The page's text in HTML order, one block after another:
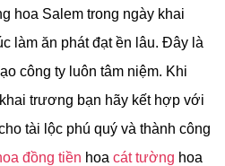
hoa Salem trong ngày khai
làm ăn phát đạt ền lâu. Đây là
công ty luôn tâm niệm. Khi
trương bạn hãy kết hợp với
tài lộc phú quý và thành công
đồng tiền hoa cát tường hoa